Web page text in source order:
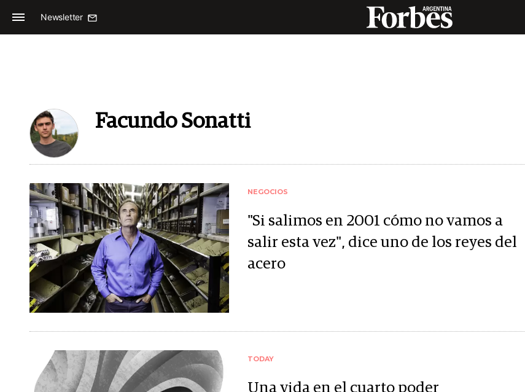
Newsletter
Facundo Sonatti
NEGOCIOS
"Si salimos en 2001 cómo no vamos a
salir esta vez", dice uno de los reyes del
acero
TODAY
Una vida en el cuarto poder